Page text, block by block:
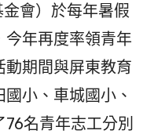
會）於每年暑假
今年再度率領青年
動期間與屏東教育
小、車城國小、
名青年志工分別